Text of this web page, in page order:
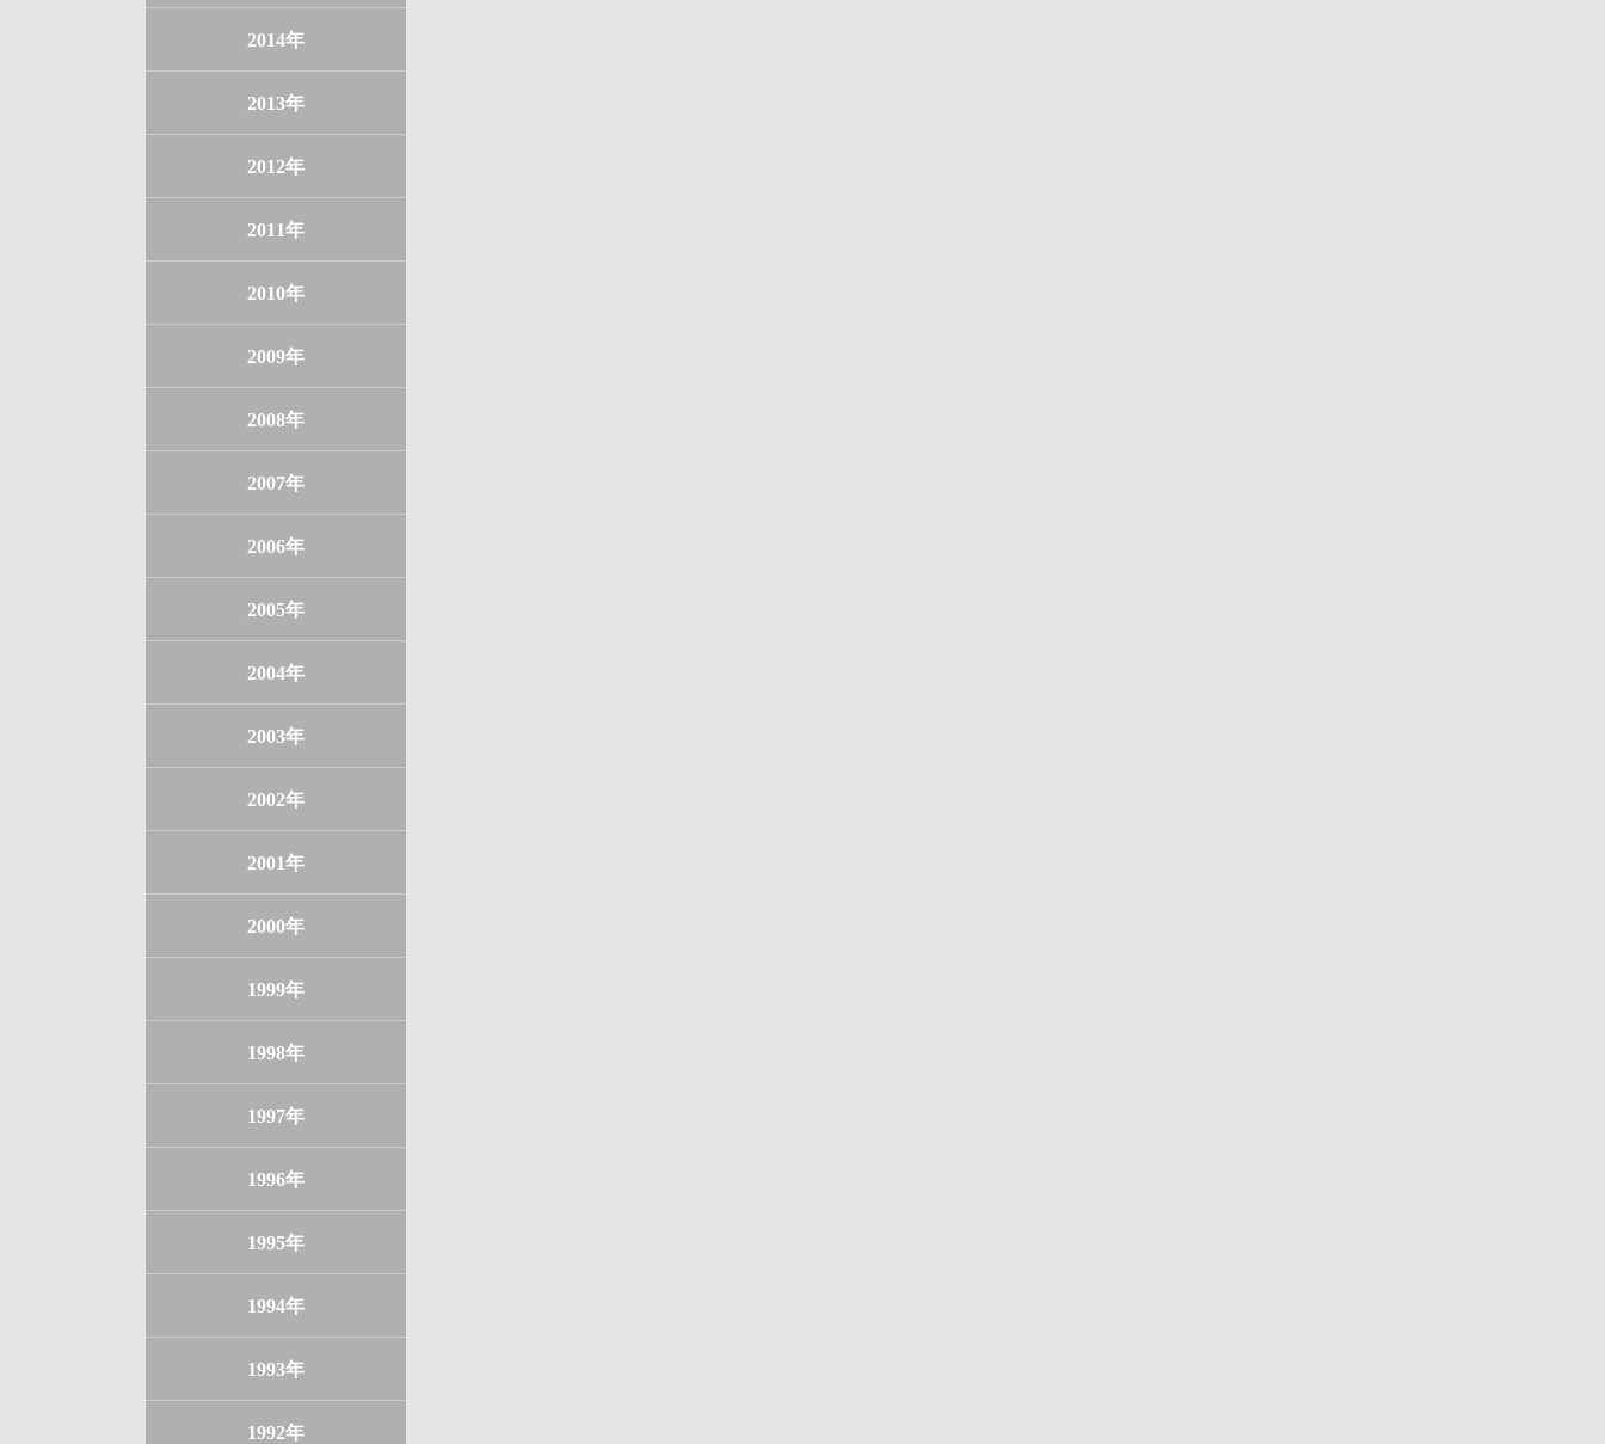
2014年
2013年
2012年
2011年
2010年
2009年
2008年
2007年
2006年
2005年
2004年
2003年
2002年
2001年
2000年
1999年
1998年
1997年
1996年
1995年
1994年
1993年
1992年